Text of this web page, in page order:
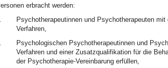
erbracht werden:
Psychotherapeutinnen und Psychotherapeuten
Verfahren,
Psychologischen Psychotherapeutinnen und
Verfahren und einer Zusatzqualifikation für die
der Psychotherapie-Vereinbarung erfüllen,